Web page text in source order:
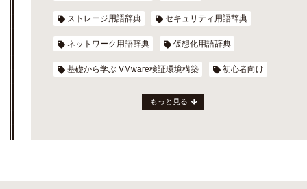
ストレージ用語辞典 セキュリティ用語辞典
ネットワーク用語辞典 仮想化用語辞典
基礎から学ぶ VMware検証環境構築 初心者向け
もっと見る